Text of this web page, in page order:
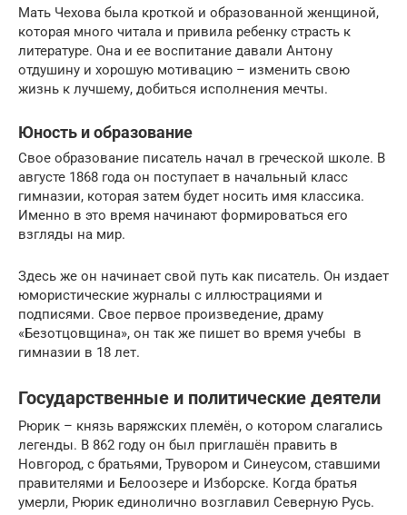
Мать Чехова была кроткой и образованной женщиной,
которая много читала и привила ребенку страсть к
литературе. Она и ее воспитание давали Антону
отдушину и хорошую мотивацию – изменить свою
жизнь к лучшему, добиться исполнения мечты.
Юность и образование
Свое образование писатель начал в греческой школе. В
августе 1868 года он поступает в начальный класс
гимназии, которая затем будет носить имя классика.
Именно в это время начинают формироваться его
взгляды на мир.
Здесь же он начинает свой путь как писатель. Он издает
юмористические журналы с иллюстрациями и
подписями. Свое первое произведение, драму
«Безотцовщина», он так же пишет во время учебы в
гимназии в 18 лет.
Государственные и политические деятели
Рюрик – князь варяжских племён, о котором слагались
легенды. В 862 году он был приглашён править в
Новгород, с братьями, Трувором и Синеусом, ставшими
правителями и Белоозере и Изборске. Когда братья
умерли, Рюрик единолично возглавил Северную Русь.